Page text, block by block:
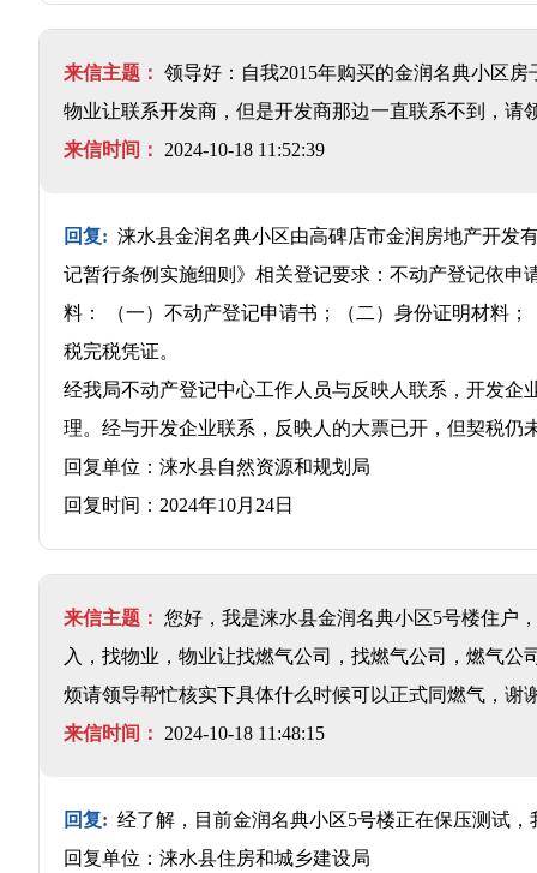
来信主题： 领导好：自我2015年购买的金润名典小区
物业让联系开发商，但是开发商那边一直联系不到，请
来信时间：
2024-10-18 11:52:39
回复: 涞水县金润名典小区由高碑店市金润房地产开发
记暂行条例实施细则》相关登记要求：不动产登记依
料： （一）不动产登记申请书；（二）身份证明材料
税完税凭证。
经我局不动产登记中心工作人员与反映人联系，开发
理。经与开发企业联系，反映人的大票已开，但契税仍
回复单位：涞水县自然资源和规划局
回复时间：2024年10月24日
来信主题： 您好，我是涞水县金润名典小区5号楼住户
入，找物业，物业让找燃气公司，找燃气公司，燃气
烦请领导帮忙核实下具体什么时候可以正式同燃气，谢
来信时间：
2024-10-18 11:48:15
回复: 经了解，目前金润名典小区5号楼正在保压测试
回复单位：涞水县住房和城乡建设局